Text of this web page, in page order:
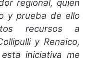
regional, quien
y prueba de ello
recursos a
y Renaico,
iniciativa me